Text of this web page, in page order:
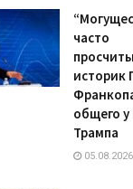
часто
историк
общего у
Трампа
05.08.2026